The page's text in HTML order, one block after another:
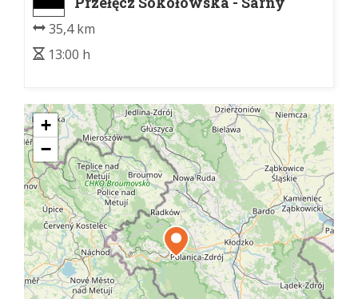
35,4 km
13:00 h
+
−